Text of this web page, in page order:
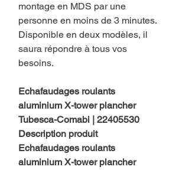
montage en MDS par une
personne en moins de 3 minutes.
Disponible en deux modèles, il
saura répondre à tous vos
besoins.
Echafaudages roulants
aluminium X-tower plancher
Tubesca-Comabi | 22405530
Description produit
Echafaudages roulants
aluminium X-tower plancher